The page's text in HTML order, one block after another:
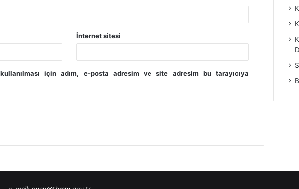
İnternet sitesi
için adım, e-posta adresim ve site adresim bu tarayıcıya